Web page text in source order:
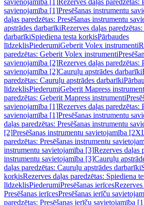
savienojamība [1]Rezerves daļas paredzētas:
savienojamība [1]Presēšanas instrumentu
daļas paredzētas: Presēšanas instrumentu
apstrādes darbarīkiRezerves daļas
darbarīkiSpiediena testa korķisPārbaudes
līdzeklisPiederumiGeberit Volex instrumenti
paredzētas: Geberit Volex instrumenti
savienojamība [2]Rezerves daļas paredzētas:
savienojamība [2]Cauruļu apstrādes darbarīki
paredzētas: Cauruļu apstrādes darbarīki
līdzeklisPiederumiGeberit Mapress
paredzētas: Geberit Mapress instrumenti
savienojamība [1]Rezerves daļas paredzētas:
savienojamība [1]Presēšanas instrumentu
daļas paredzētas: Presēšanas instrumentu
[2]Presēšanas instrumentu savietojamība
paredzētas: Presēšanas instrumentu
instrumentu savietojamība [3]Rezerves daļas
instrumentu savietojamība [3]Cauruļu
daļas paredzētas: Cauruļu apstrādes darbarīki
korķisRezerves daļas paredzētas: Spiediena
līdzeklisPiederumiPresēšanas ierīcesRezerves
Presēšanas ierīcesPresēšanas ierīču
paredzētas: Presēšanas ierīču savietojamība